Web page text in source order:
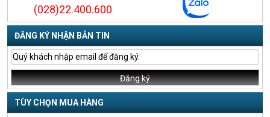
(028)22.400.600
ĐĂNG KÝ NHẬN BẢN TIN
TÙY CHỌN MUA HÀNG